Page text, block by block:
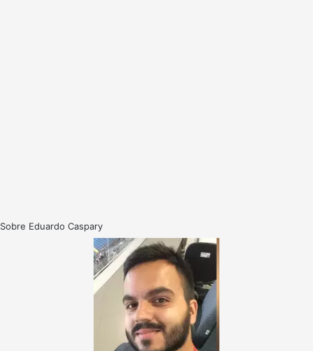
Sobre Eduardo Caspary